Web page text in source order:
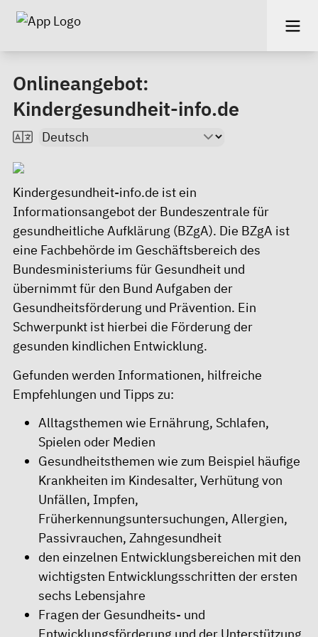
Onlineangebot:
Kindergesundheit-info.de
Kindergesundheit-info.de ist ein
Informationsangebot der Bundeszentrale für
gesundheitliche Aufklärung (BZgA). Die BZgA ist
eine Fachbehörde im Geschäftsbereich des
Bundesministeriums für Gesundheit und
übernimmt für den Bund Aufgaben der
Gesundheitsförderung und Prävention. Ein
Schwerpunkt ist hierbei die Förderung der
gesunden kindlichen Entwicklung.
Gefunden werden Informationen, hilfreiche
Empfehlungen und Tipps zu:
Alltagsthemen wie Ernährung, Schlafen,
Spielen oder Medien
Gesundheitsthemen wie zum Beispiel häufige
Krankheiten im Kindesalter, Verhütung von
Unfällen, Impfen,
Früherkennungsuntersuchungen, Allergien,
Passivrauchen, Zahngesundheit
den einzelnen Entwicklungsbereichen mit den
wichtigsten Entwicklungsschritten der ersten
sechs Lebensjahre
Fragen der Gesundheits- und